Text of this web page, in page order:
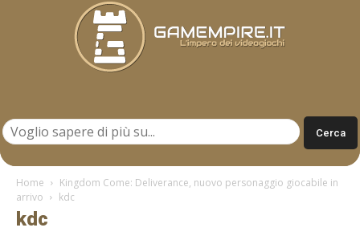
Home
Kingdom Come: Deliverance, nuovo personaggio giocabile in
arrivo
kdc
kdc